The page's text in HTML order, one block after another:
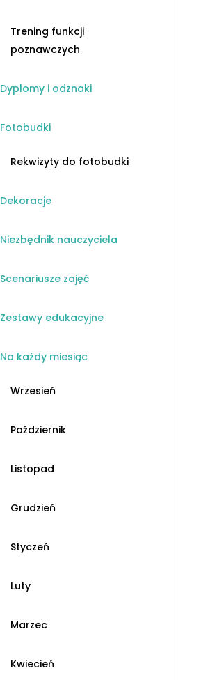
Trening funkcji
poznawczych
Dyplomy i odznaki
Fotobudki
Rekwizyty do fotobudki
Dekoracje
Niezbędnik nauczyciela
Scenariusze zajęć
Zestawy edukacyjne
Na każdy miesiąc
Wrzesień
Październik
Listopad
Grudzień
Styczeń
Luty
Marzec
Kwiecień